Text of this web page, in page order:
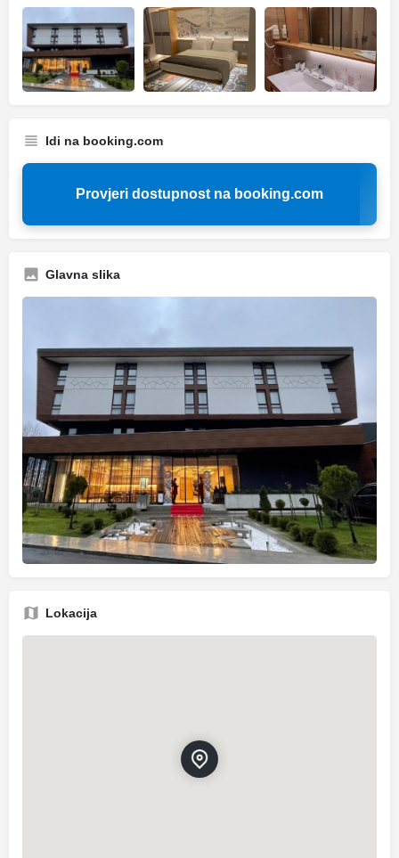
Idi na booking.com
Provjeri dostupnost na booking.com
Glavna slika
Lokacija